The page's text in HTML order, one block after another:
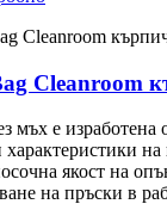
Cleanroom
мъх е
якост на
на пръски в